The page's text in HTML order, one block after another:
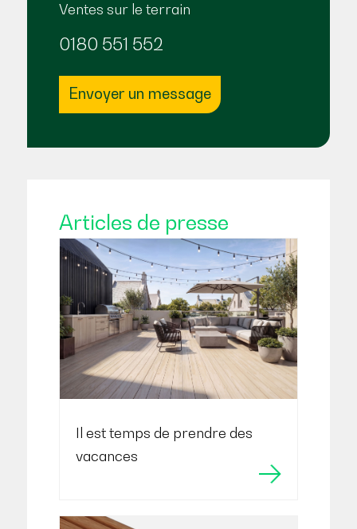
Ventes sur le terrain
0180 551 552
Envoyer un message
Articles de presse
Il est temps de prendre des
vacances